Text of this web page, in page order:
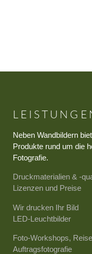
Neben Wandbildern
Produkte rund um die
Fotografie.
Druckmaterialien & -
Lizenzen und Preise
Wir drucken Ihr Bild
LED-Leuchtbilder
Foto-Workshops,
Auftragsfotografie